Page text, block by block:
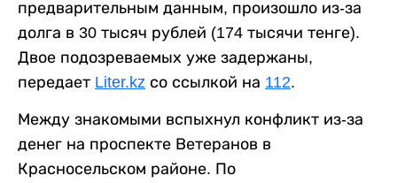
предварительным данным, произошло из-за
долга в 30 тысяч рублей (174 тысячи тенге).
Двое подозреваемых уже задержаны,
передает Liter.kz со ссылкой на 112.
Между знакомыми вспыхнул конфликт из-за
денег на проспекте Ветеранов в
Красносельском районе. По